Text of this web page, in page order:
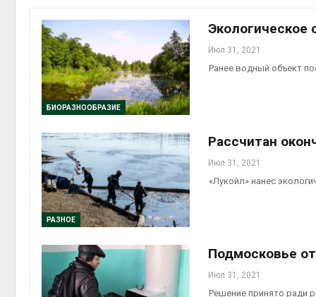
БИОРАЗНООБРАЗИЕ
Экологическое
Июл 31, 2021
Ранее водный объект
РАЗНОЕ
Рассчитан
Июл 31, 2021
«Лукойл» нанес
Подмосковье
Июл 31, 2021
Решение принято ради
природными
Авг 7, 2026
экономить
Авг 7, 2026